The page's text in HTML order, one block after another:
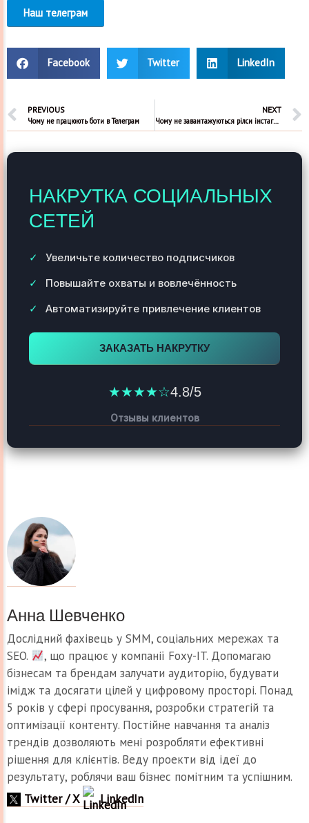
Наш телеграм
Facebook Twitter LinkedIn
PREVIOUS
Чому не працюють боти в Телеграм
NEXT
Чому не завантажуються рілси інстаграм
НАКРУТКА СОЦИАЛЬНЫХ
СЕТЕЙ
Увеличьте количество подписчиков
Повышайте охваты и вовлечённость
Автоматизируйте привлечение клиентов
ЗАКАЗАТЬ НАКРУТКУ
★★★★☆4.8/5
Отзывы клиентов
Анна Шевченко
Дослідний фахівець у SMM, соціальних мережах та
SEO.
, що працює у компанії Foxy-IT. Допомагаю
бізнесам та брендам залучати аудиторію, будувати
імідж та досягати цілей у цифровому просторі. Понад
5 років у сфері просування, розробки стратегій та
оптимізації контенту. Постійне навчання та аналіз
трендів дозволяють мені розробляти ефективні
рішення для клієнтів. Веду проекти від ідеї до
результату, роблячи ваш бізнес помітним та успішним.
Twitter / X
LinkedIn